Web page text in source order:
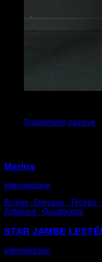
Suspension passive
Marina
Intermédiaire
Biceps ∙ Dorsaux ∙ Triceps
Antérieur ∙ Quadriceps
STAR JAMBE
Intermédiaire